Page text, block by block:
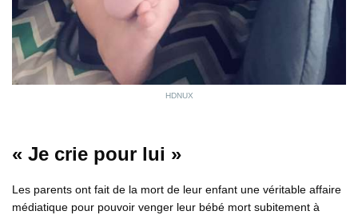
HDNUX
« Je crie pour lui »
Les parents ont fait de la mort de leur enfant une véritable affaire
médiatique pour pouvoir venger leur bébé mort subitement à